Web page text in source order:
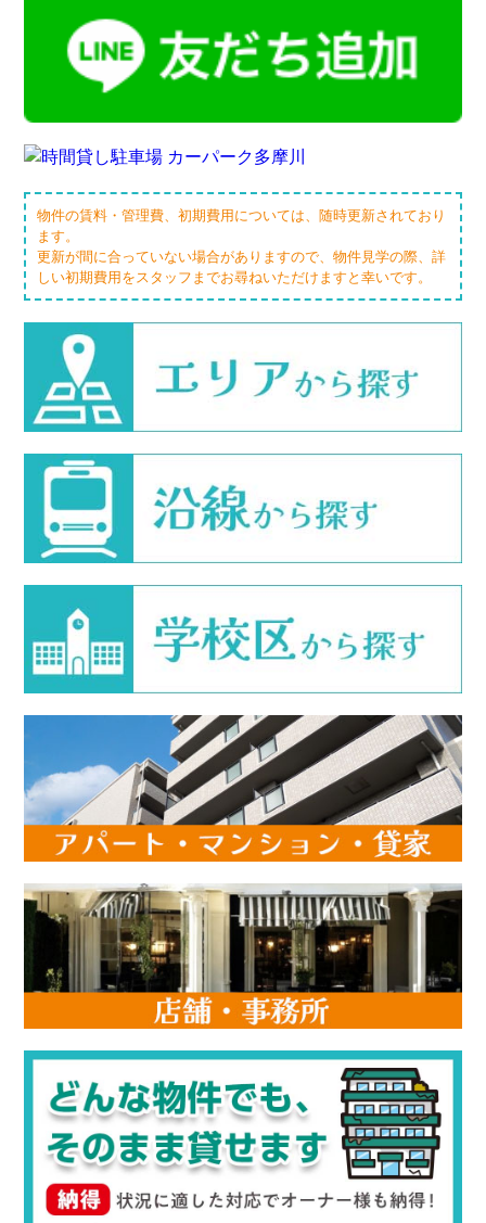
物件の賃料・管理費、初期費用については、随時更新されており
ます。
更新が間に合っていない場合がありますので、物件見学の際、詳
しい初期費用をスタッフまでお尋ねいただけますと幸いです。